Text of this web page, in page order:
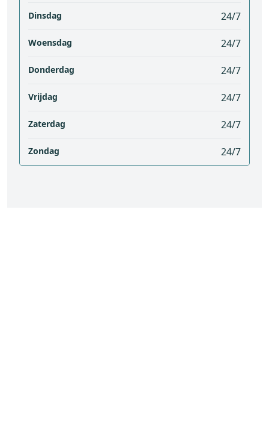
Dinsdag 24/7
Woensdag 24/7
Donderdag 24/7
Vrijdag 24/7
Zaterdag 24/7
Zondag 24/7